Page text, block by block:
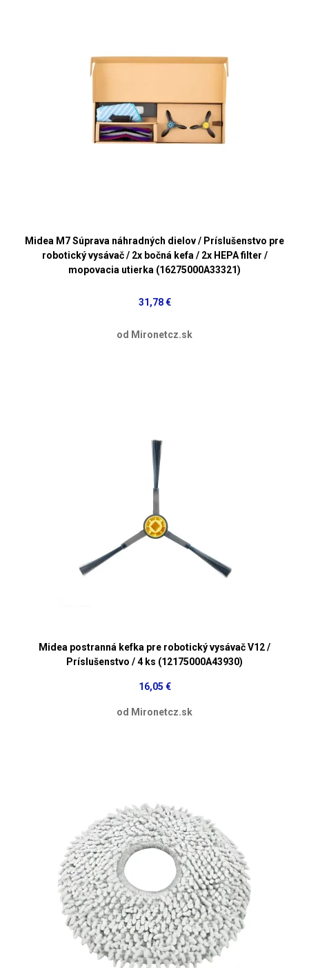
Midea M7 Súprava náhradných dielov / Príslušenstvo pre
robotický vysávač / 2x bočná kefa / 2x HEPA filter /
mopovacia utierka (16275000A33321)
31,78 €
od Mironetcz.sk
Midea postranná kefka pre robotický vysávač V12 /
Príslušenstvo / 4 ks (12175000A43930)
16,05 €
od Mironetcz.sk